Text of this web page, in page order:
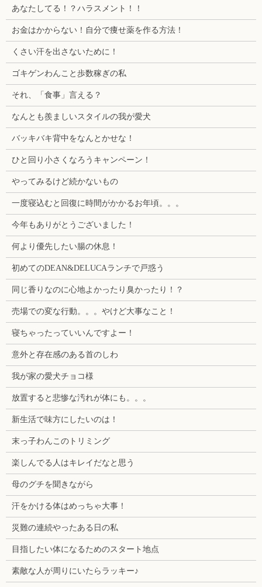
あなたしてる！？ハラスメント！！
お金はかからない！自分で痩せ薬を作る方法！
くさい汗を出さないために！
ゴキゲンわんこと歩数稼ぎの私
それ、「食事」言える？
なんとも羨ましいスタイルの我が愛犬
バッキバキ背中をなんとかせな！
ひと回り小さくなろうキャンペーン！
やってみるけど続かないもの
一度寝込むと回復に時間がかかるお年頃。。。
今年もありがとうございました！
何より優先したい腸の休息！
初めてのDEAN&DELUCAランチで戸惑う
同じ香りなのに心地よかったり臭かったり！？
売場での変な行動。。。やけど大事なこと！
寝ちゃったっていいんですよー！
意外と存在感のある首のしわ
我が家の愛犬チョコ様
放置すると悲惨な汚れが体にも。。。
新生活で味方にしたいのは！
末っ子わんこのトリミング
楽しんでる人はキレイだなと思う
母のグチを聞きながら
汗をかける体はめっちゃ大事！
災難の連続やったある日の私
目指したい体になるためのスタート地点
素敵な人が周りにいたらラッキー♪